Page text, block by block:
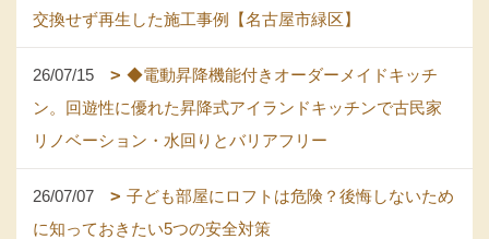
交換せず再生した施工事例【名古屋市緑区】
26/07/15
◆電動昇降機能付きオーダーメイドキッチ
ン。回遊性に優れた昇降式アイランドキッチンで古民家
リノベーション・水回りとバリアフリー
26/07/07
子ども部屋にロフトは危険？後悔しないため
に知っておきたい5つの安全対策